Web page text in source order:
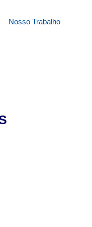
Nosso Trabalho